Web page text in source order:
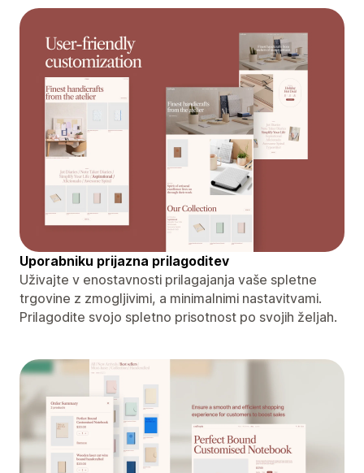
Uporabniku prijazna prilagoditev
Uživajte v enostavnosti prilagajanja vaše spletne
trgovine z zmogljivimi, a minimalnimi nastavitvami.
Prilagodite svojo spletno prisotnost po svojih željah.